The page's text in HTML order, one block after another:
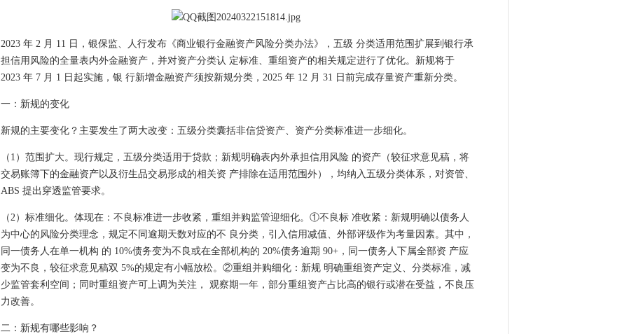
2023 年 2 月 11 日，银保监、人行发布《商业银行金融资产风险分类办法》，五级 分类适用范围扩展到银行承
担信用风险的全量表内外金融资产，并对资产分类认 定标准、重组资产的相关规定进行了优化。新规将于
2023 年 7 月 1 日起实施，银 行新增金融资产须按新规分类，2025 年 12 月 31 日前完成存量资产重新分类。
一：新规的变化
新规的主要变化？主要发生了两大改变：五级分类囊括非信贷资产、资产分类标准进一步细化。
（1）范围扩大。现行规定，五级分类适用于贷款；新规明确表内外承担信用风险 的资产（较征求意见稿，将
交易账簿下的金融资产以及衍生品交易形成的相关资 产排除在适用范围外），均纳入五级分类体系，对资管、
ABS 提出穿透监管要求。
（2）标准细化。体现在：不良标准进一步收紧，重组并购监管迎细化。①不良标 准收紧：新规明确以债务人
为中心的风险分类理念，规定不同逾期天数对应的不 良分类，引入信用减值、外部评级作为考量因素。其中，
同一债务人在单一机构 的 10%债务变为不良或在全部机构的 20%债务逾期 90+，同一债务人下属全部资 产应
变为不良，较征求意见稿双 5%的规定有小幅放松。②重组并购细化：新规 明确重组资产定义、分类标准，减
少监管套利空间；同时重组资产可上调为关注， 观察期一年，部分重组资产占比高的银行或潜在受益，不良压
力改善。
二：新规有哪些影响？